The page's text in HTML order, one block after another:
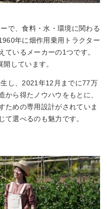
で、食料・水・環境に関わる
年に畑作用乗用トラクター
ているメーカーの1つです。
しています。
し、2021年12月までに77万
から得たノウハウをもとに、
ための専用設計がされていま
て選べるのも魅力です。